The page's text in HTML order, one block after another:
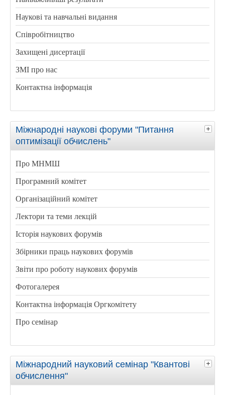
Наукові та навчальні видання
Співробітництво
Захищені дисертації
ЗМІ про нас
Контактна інформація
Міжнародні наукові форуми "Питання
оптимізації обчислень"
Про МНМШ
Програмний комітет
Організаційний комітет
Лектори та теми лекцій
Історія наукових форумів
Збірники праць наукових форумів
Звіти про роботу наукових форумів
Фотогалерея
Контактна інформація Оргкомітету
Про семінар
Міжнародний науковий семінар "Квантові
обчислення"